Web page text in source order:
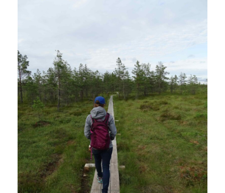
Tagasiside ankeet
Selleks, et oskaksime Teile võimalikult paremaid ja Teie
vajadustele kõige paremini vastavaid
programme pakkuda, tahaksime teada, mis Teile meie
programmi juures meeldis ja mida
võiksime teisiti teha. Oleme väga tänulikud, kui meid veidi
aitate.
Palume anda hinne 5 palli süsteemis (1 – ei jäänud üldse